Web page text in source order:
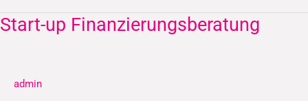
Start-up Finanzierungsberatung
admin
Start-